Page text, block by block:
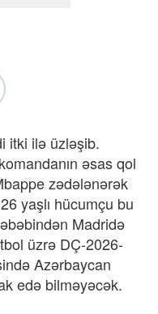
itki ilə üzləşib.
əsas qol
zədələnərək
yaşlı hücumçu bu
Madridə
üzrə DÇ-2026-
Azərbaycan
edə bilməyəcək.